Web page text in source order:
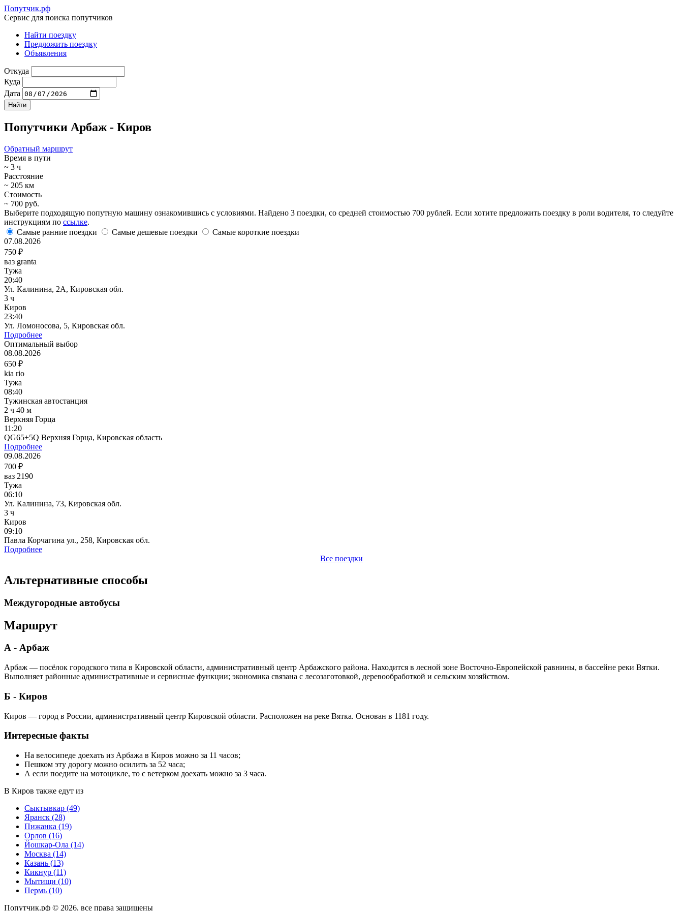
Попутчик.рф
Сервис для поиска попутчиков
Найти поездку
Предложить поездку
Объявления
Откуда
Куда
Дата
Попутчики Арбаж - Киров
Обратный маршрут
Время в пути
~ 3 ч
Расстояние
~ 205 км
Стоимость
~ 700 руб.
Выберите подходящую попутную машину ознакомившись с условиями. Найдено 3 поездки, со средней стоимостью 700 рублей. Если хотите предложить поездку в роли водителя, то следуйте
инструкциям по ссылке.
Самые ранние поездки
Самые дешевые поездки
Самые короткие поездки
07.08.2026
750 ₽
ваз granta
Тужа
20:40
Ул. Калинина, 2А, Кировская обл.
3 ч
Киров
23:40
Ул. Ломоносова, 5, Кировская обл.
Подробнее
Оптимальный выбор
08.08.2026
650 ₽
kia rio
Тужа
08:40
Тужинская автостанция
2 ч 40 м
Верхняя Горца
11:20
QG65+5Q Верхняя Горца, Кировская область
Подробнее
09.08.2026
700 ₽
ваз 2190
Тужа
06:10
Ул. Калинина, 73, Кировская обл.
3 ч
Киров
09:10
Павла Корчагина ул., 258, Кировская обл.
Подробнее
Все поездки
Альтернативные способы
Междугородные автобусы
Маршрут
А - Арбаж
Арбаж — посёлок городского типа в Кировской области, административный центр Арбажского района. Находится в лесной зоне Восточно-Европейской равнины, в бассейне реки Вятки.
Выполняет районные административные и сервисные функции; экономика связана с лесозаготовкой, деревообработкой и сельским хозяйством.
Б - Киров
Киров — город в России, административный центр Кировской области. Расположен на реке Вятка. Основан в 1181 году.
Интересные факты
На велосипеде доехать из Арбажа в Киров можно за 11 часов;
Пешком эту дорогу можно осилить за 52 часа;
А если поедите на мотоцикле, то с ветерком доехать можно за 3 часа.
В Киров также едут из
Сыктывкар (49)
Яранск (28)
Пижанка (19)
Орлов (16)
Йошкар-Ола (14)
Москва (14)
Казань (13)
Кикнур (11)
Мытищи (10)
Пермь (10)
Попутчик.рф © 2026, все права защищены